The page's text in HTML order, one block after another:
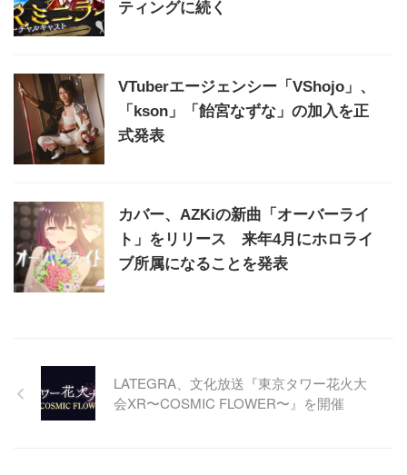
ティングに続く
VTuberエージェンシー「VShojo」、
「kson」「飴宮なずな」の加入を正
式発表
カバー、AZKiの新曲「オーバーライ
ト」をリリース 来年4月にホロライ
ブ所属になることを発表
LATEGRA、文化放送『東京タワー花火大
会XR〜COSMIC FLOWER〜』を開催